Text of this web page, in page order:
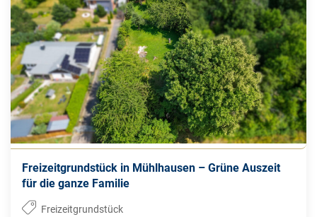
Freizeitgrundstück in Mühlhausen – Grüne Auszeit
für die ganze Familie
Freizeitgrundstück